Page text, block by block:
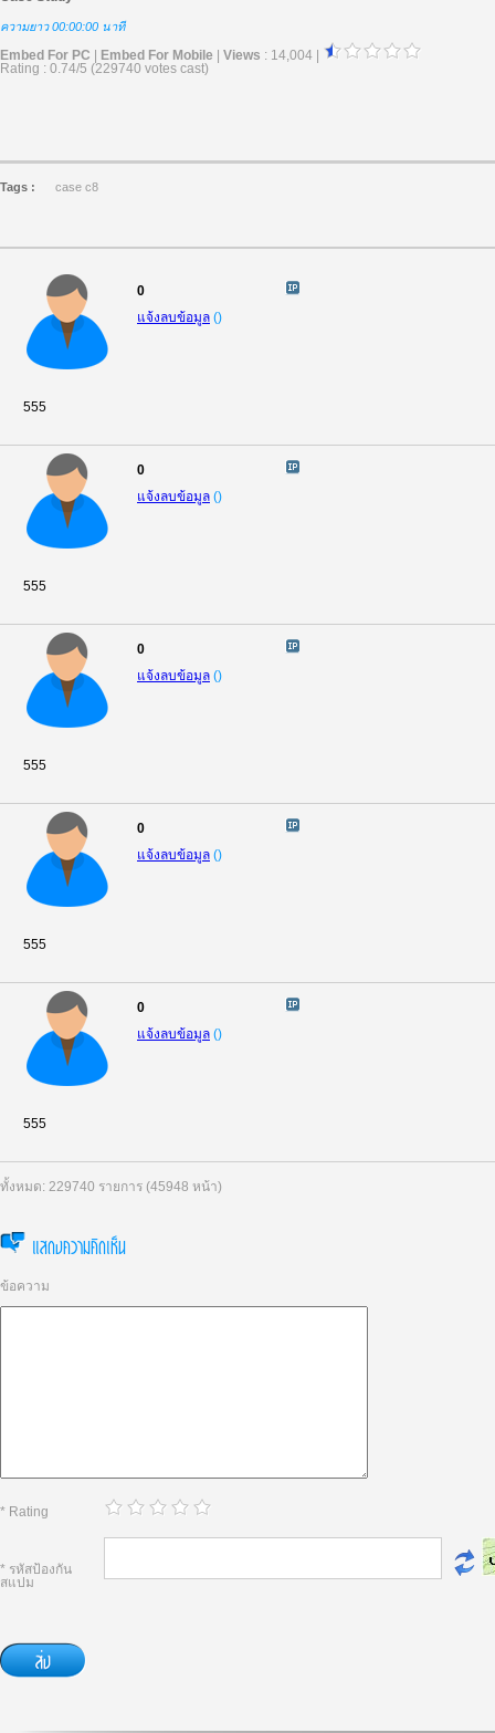
ความยาว 00:00:00 นาที
Embed For PC Embed For Mobile Views : 14,004 |
Rating : 0.74/5 (229740 votes cast)
Tags : case c8
0
แจ้งลบข้อมูล ()
555
0
แจ้งลบข้อมูล ()
555
0
แจ้งลบข้อมูล ()
555
0
แจ้งลบข้อมูล ()
555
0
แจ้งลบข้อมูล ()
555
ทั้งหมด: 229740 รายการ (45948 หน้า)
แสดงความคิดเห็น
ข้อความ
* Rating
* รหัสป้องกัน
สแปม